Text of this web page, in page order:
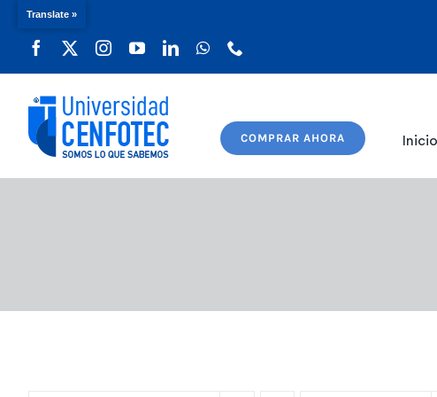
COMPRAR AHORA Inicio
Translate »